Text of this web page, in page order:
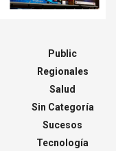
Public
Regionales
Salud
Sin Categoría
Sucesos
Tecnología